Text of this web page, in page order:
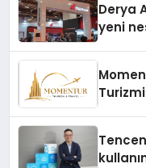
Derya
yeni